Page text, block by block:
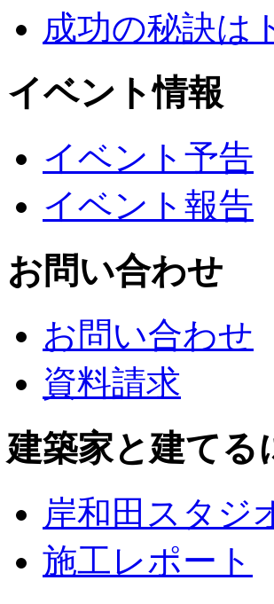
成功の秘訣は
イベント情報
イベント予告
イベント報告
お問い合わせ
お問い合わせ
資料請求
建築家と建てる
岸和田スタジ
施工レポート